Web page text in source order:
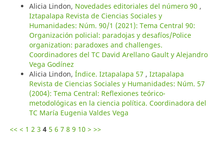
Alicia Lindon, Novedades editoriales del número 90 ,
Iztapalapa Revista de Ciencias Sociales y
Humanidades: Núm. 90/1 (2021): Tema Central 90:
Organización policial: paradojas y desafíos/Police
organization: paradoxes and challenges.
Coordinadores del TC David Arellano Gault y Alejandro
Vega Godínez
Alicia Lindon, Índice. Iztapalapa 57 , Iztapalapa
Revista de Ciencias Sociales y Humanidades: Núm. 57
(2004): Tema Central: Reflexiones teórico-
metodológicas en la ciencia política. Coordinadora del
TC María Eugenia Valdes Vega
<< < 1 2 3 4 5 6 7 8 9 10 > >>